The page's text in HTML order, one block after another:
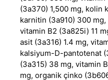
(3a370) 1,500 mg, kolin
karnitin (3a910) 300
vitamin B2 (3a825i) 11
asit (3a316) 1.4 mg,
kalsiyum-D-pantotenat
(3a315) 38 mg, vitamin
mg, organik çinko